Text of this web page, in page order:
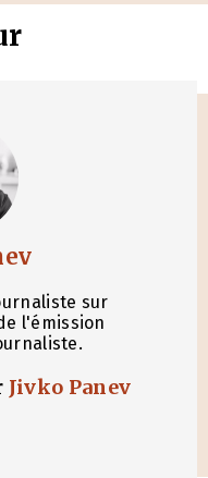
sur
l'émission
Jivko Panev